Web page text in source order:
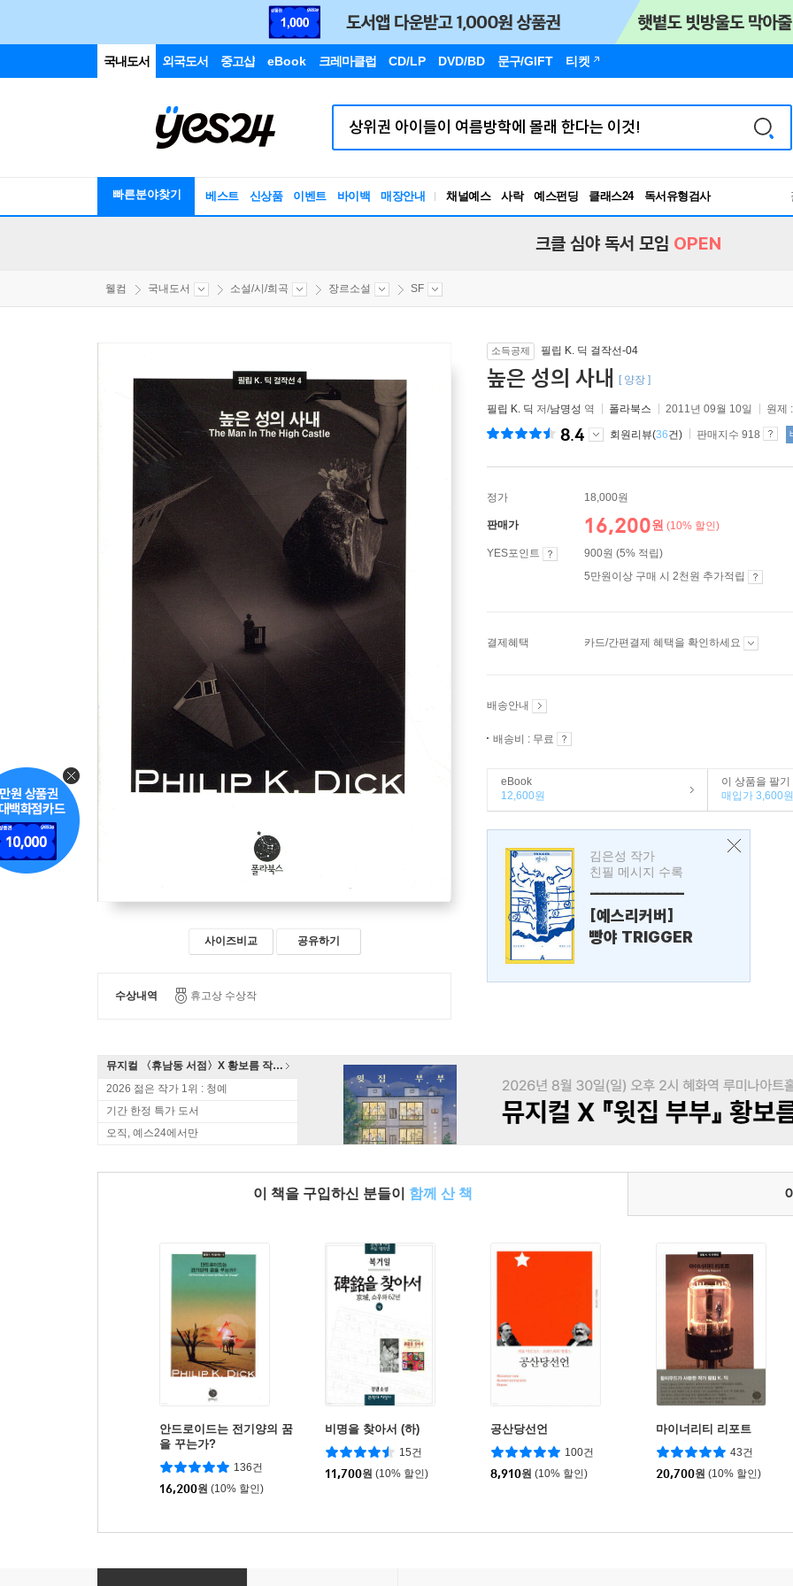
국내도서 외국도서 중고샵 eBook 크레마클럽 CD/LP DVD/BD 문구/GIFT 티켓
빠른분야찾기 베스트 신상품 이벤트 바이백 매장안내 채널예스 사락 예스펀딩 클래스24
독서유형검사
RBTI Lab
크클 심야 독서 모임 OPEN
웰컴 국내도서 소설/시/희곡 장르소설 SF
사이즈비교 공유하기
수상내역 휴고상 수상작
소득공제 필립 K. 딕 걸작선-04
높은 성의 사내 [ 양장 ]
필립 K. 딕 저/남명성 역 폴라북스 2011년 09월 10일 원제
8.4 회원리뷰(36건) 판매지수 918
정가 18,000원
판매가 16,200원 (10% 할인)
YES포인트
900원 (5% 적립)
5만원이상 구매 시 2천원 추가적립
결제혜택 카드/간편결제 혜택을 확인하세요
배송안내
배송비 : 무료
eBook
12,600원
이 상품을 팔기
매입가 3,600원
김은성 작가
친필 메시지 수록
---------------
[예스리커버]
빵야 TRIGGER
뮤지컬 〈휴남동 서점〉X 황보름 작가 북토크
2026 젊은 작가 1위 : 청예
기간 한정 특가 도서
오직, 예스24에서만
이 책을 구입하신 분들이 함께 산 책
안드로이드는 전기양의 꿈
을 꾸는가?
136건
16,200원 (10% 할인)
비명을 찾아서 (하)
15건
11,700원 (10% 할인)
공산당선언
100건
8,910원 (10% 할인)
마이너리티 리포트
43건
20,700원 (10% 할인)